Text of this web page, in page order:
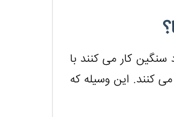
سنگین کار می کنند با
می کنند. این وسیله که